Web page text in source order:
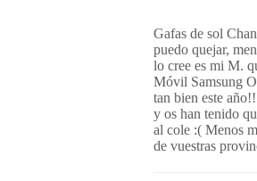
Gafas de sol
puedo quejar,
lo cree es mi M.
Móvil Samsung
tan bien este
y os han tenido
al cole :( Menos
de vuestras